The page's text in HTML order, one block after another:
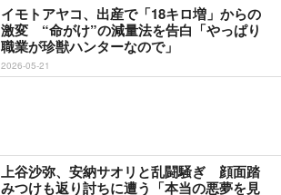
イモトアヤコ、出産で「18キロ増」からの
激変 “命がけ”の減量法を告白「やっぱり
職業が珍獣ハンターなので」
2026-05-21
上谷沙弥、安納サオリと乱闘騒ぎ 顔面踏
みつけも返り討ちに遭う「本当の悪夢を見